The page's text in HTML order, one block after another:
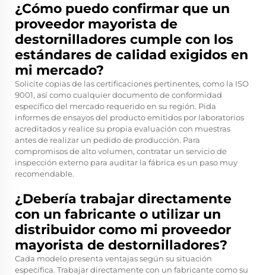
¿Cómo puedo confirmar que un
proveedor mayorista de
destornilladores cumple con los
estándares de calidad exigidos en
mi mercado?
Solicite copias de las certificaciones pertinentes, como la ISO
9001, así como cualquier documento de conformidad
específico del mercado requerido en su región. Pida
informes de ensayos del producto emitidos por laboratorios
acreditados y realice su propia evaluación con muestras
antes de realizar un pedido de producción. Para
compromisos de alto volumen, contratar un servicio de
inspección externo para auditar la fábrica es un paso muy
recomendable.
¿Debería trabajar directamente
con un fabricante o utilizar un
distribuidor como mi proveedor
mayorista de destornilladores?
Cada modelo presenta ventajas según su situación
específica. Trabajar directamente con un fabricante como su